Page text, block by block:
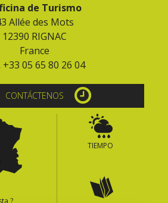
de Turismo
Allée des Mots
12390 RIGNAC
France
+33 05 65 80 26 04
CONTÁCTENOS
?
TIEMPO